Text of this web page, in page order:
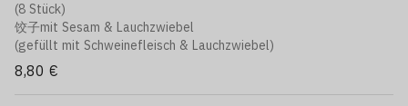
(8 Stück)
饺子mit Sesam & Lauchzwiebel
(gefüllt mit Schweinefleisch & Lauchzwiebel)
8,80 €